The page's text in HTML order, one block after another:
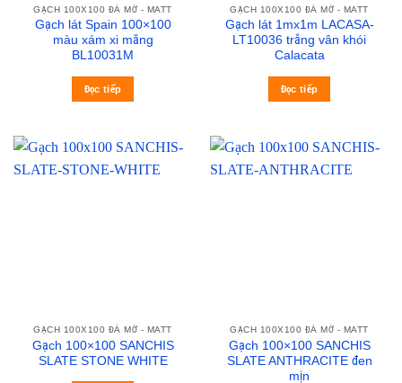
GẠCH 100X100 ĐÁ MỜ - MATT
Gạch lát Spain 100×100
màu xám xi măng
BL10031M
Đọc tiếp
GẠCH 100X100 ĐÁ MỜ - MATT
Gạch lát 1mx1m LACASA-
LT10036 trắng vân khói
Calacata
Đọc tiếp
GẠCH 100X100 ĐÁ MỜ - MATT
Gạch 100×100 SANCHIS
SLATE STONE WHITE
GẠCH 100X100 ĐÁ MỜ - MATT
Gạch 100×100 SANCHIS
SLATE ANTHRACITE đen
mịn